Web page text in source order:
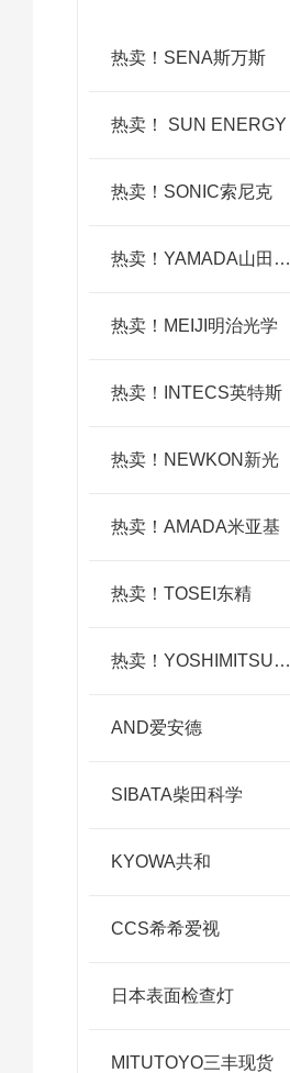
热卖！SENA斯万斯
热卖！ SUN ENERGY
热卖！SONIC索尼克
热卖！YAMADA山田光学
热卖！MEIJI明治光学
热卖！INTECS英特斯
热卖！NEWKON新光
热卖！AMADA米亚基
热卖！TOSEI东精
热卖！YOSHIMITSU小平
AND爱安德
SIBATA柴田科学
KYOWA共和
CCS希希爱视
日本表面检查灯
MITUTOYO三丰现货